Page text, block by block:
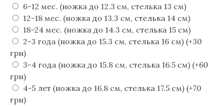
6-12 мес. (ножка до 12.3 см, стелька 13 см)
12-18 мес. (ножка до 13.3 см, стелька 14 см)
18-24 мес. (ножка до 14.3 см, стелька 15 см)
2-3 года (ножка до 15.3 см, стелька 16 см) (+30
грн)
3-4 года (ножка до 15.8 см, стелька 16.5 см) (+60
грн)
4-5 лет (ножка до 16.8 см, стелька 17.5 см) (+70
грн)